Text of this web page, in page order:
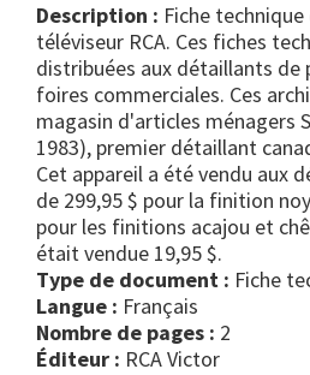
Description : Fiche
téléviseur RCA. Ces fiches
distribuées aux détaillants de
foires commerciales. Ces
magasin d'articles ménagers
1983), premier détaillant
Cet appareil a été vendu aux
de 299,95 $ pour la finition
pour les finitions acajou et
était vendue 19,95 $.
Type de document :
fiche
Langue : Français
Nombre de pages : 2
Éditeur : RCA Victor